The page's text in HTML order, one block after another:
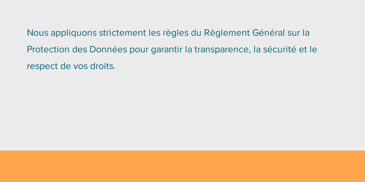
Nous appliquons strictement les règles du Règlement Général sur la
Protection des Données pour garantir la transparence, la sécurité et le
respect de vos droits.